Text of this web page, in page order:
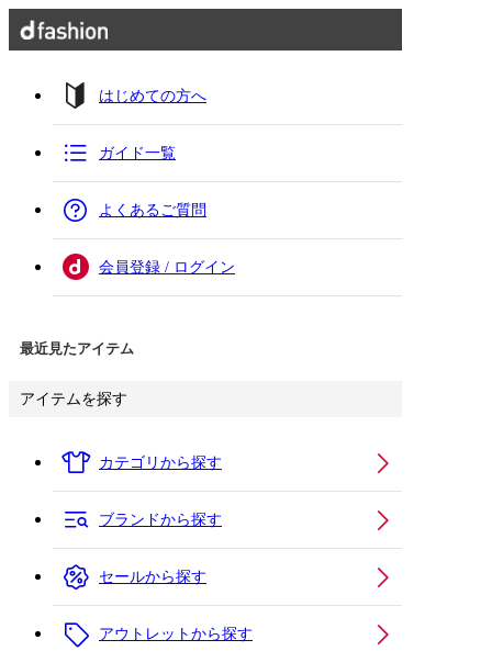
はじめての方へ
ガイド一覧
よくあるご質問
会員登録 / ログイン
最近見たアイテム
アイテムを探す
カテゴリから探す
ブランドから探す
セールから探す
アウトレットから探す